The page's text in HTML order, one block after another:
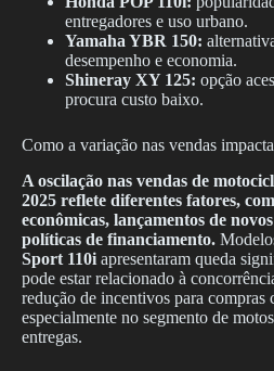
entregadores e uso urbano.
Yamaha YBR 150:
desempenho e economia.
Shineray XY 125: opção
procura custo baixo.
Como a variação nas vendas
A oscilação nas vendas de
2025 reflete diferentes fatores,
econômicas, lançamentos de
políticas de financiamento.
Sport 110i apresentaram queda
pode estar relacionado à
redução de incentivos para compras
especialmente no segmento de
entregas.